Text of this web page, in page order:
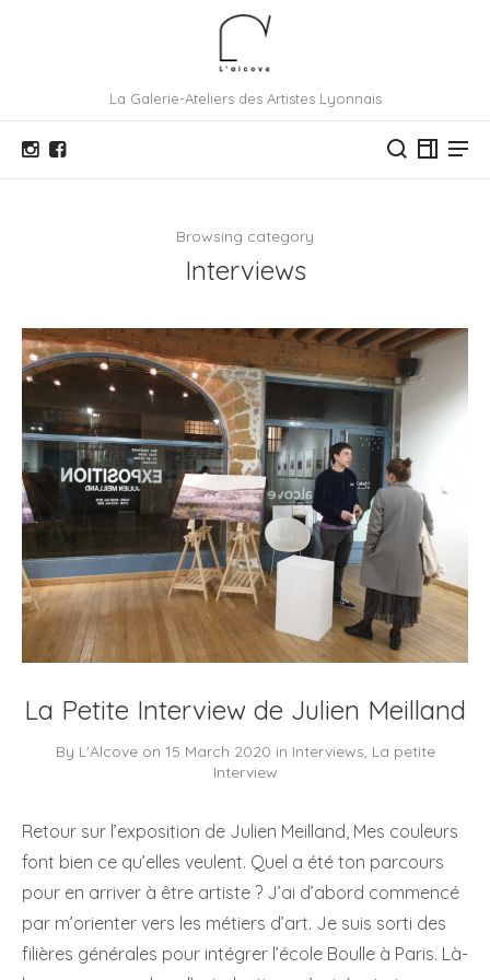
La Galerie-Ateliers des Artistes Lyonnais
Browsing category
Interviews
La Petite Interview de Julien Meilland
By L'Alcoveon 15 March 2020 in Interviews, La petite
Interview
Retour sur l’exposition de Julien Meilland, Mes couleurs
font bien ce qu’elles veulent. Quel a été ton parcours
pour en arriver à être artiste ? J’ai d’abord commencé
par m’orienter vers les métiers d’art. Je suis sorti des
filières générales pour intégrer l’école Boulle à Paris. Là-